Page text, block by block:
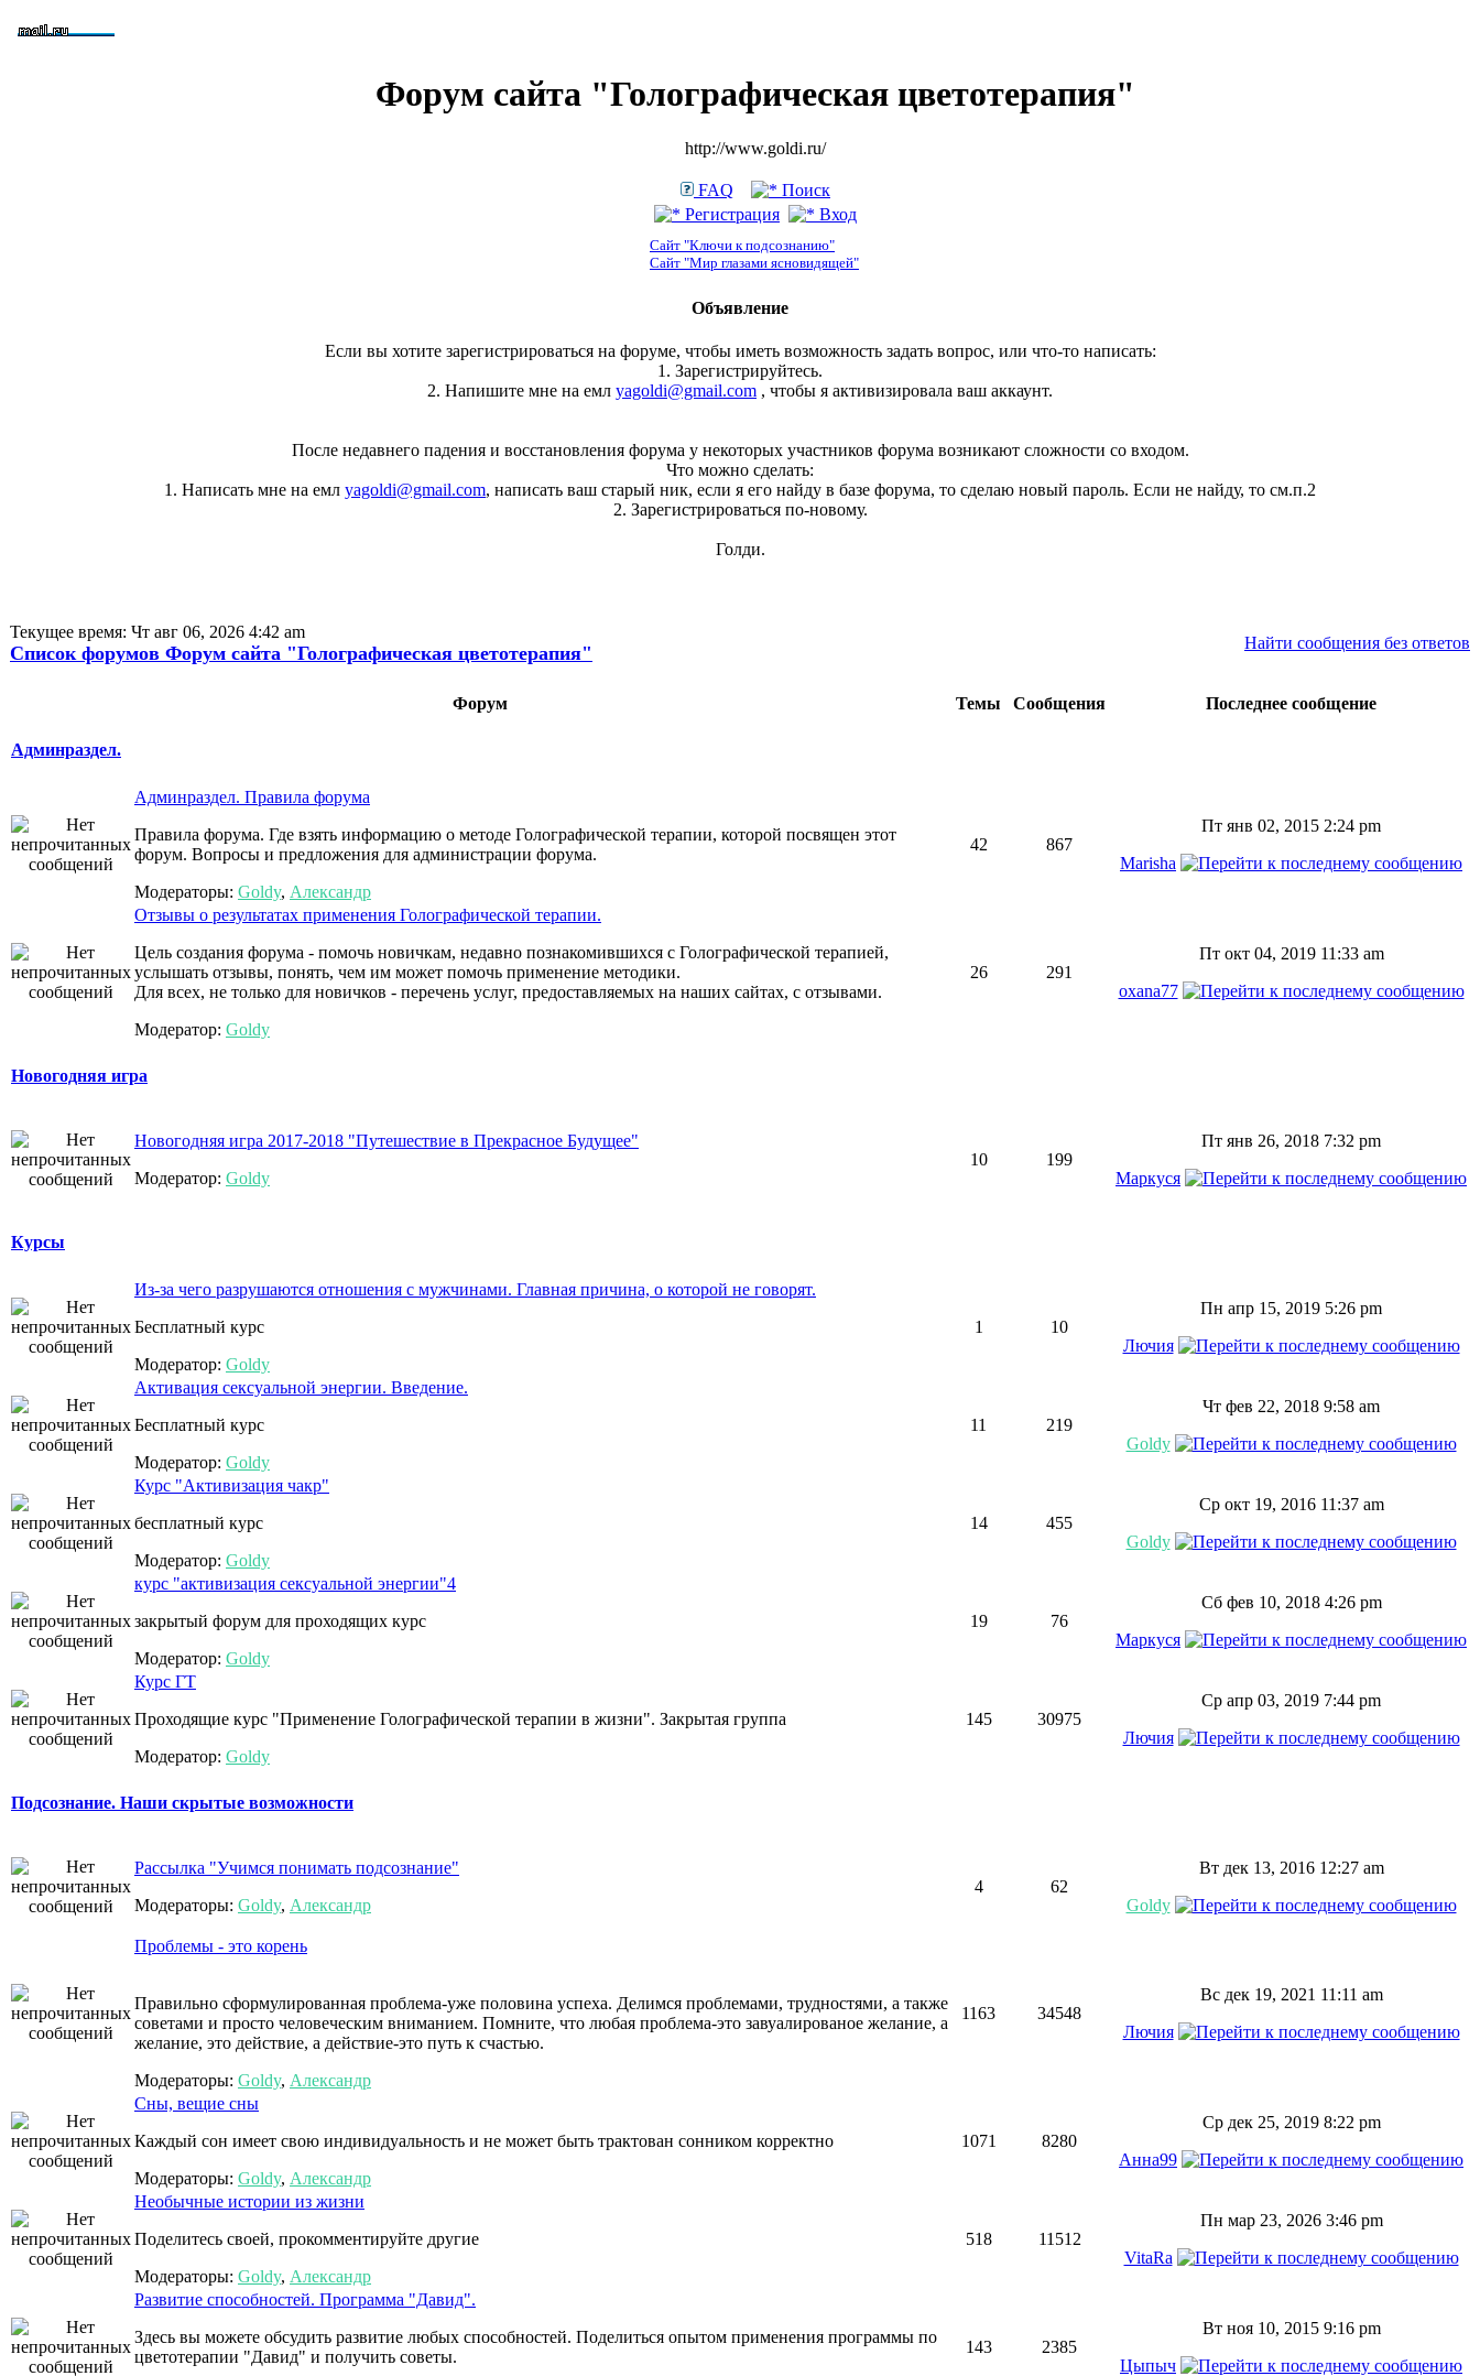
Форум сайта "Голографическая цветотерапия"
http://www.goldi.ru/
FAQ
Поиск
Регистрация
Вход
Сайт "Ключи к подсознанию"
Сайт "Мир глазами ясновидящей"
Объявление
Если вы хотите зарегистрироваться на форуме, чтобы иметь возможность задать вопрос, или что-то написать:
1. Зарегистрируйтесь.
2. Напишите мне на емл yagoldi@gmail.com , чтобы я активизировала ваш аккаунт.
После недавнего падения и восстановления форума у некоторых участников форума возникают сложности со входом.
Что можно сделать:
1. Написать мне на емл yagoldi@gmail.com, написать ваш старый ник, если я его найду в базе форума, то сделаю новый пароль. Если не найду, то см.п.2
2. Зарегистрироваться по-новому.
Голди.
Текущее время: Чт авг 06, 2026 4:42 am
Список форумов Форум сайта "Голографическая цветотерапия" Найти сообщения без ответов
Форум Темы Сообщения Последнее сообщение
Админраздел.
Админраздел. Правила форума
Правила форума. Где взять информацию о методе Голографической терапии, которой посвящен этот
форум. Вопросы и предложения для администрации форума.
Модераторы: Goldy, Александр
42 867
Пт янв 02, 2015 2:24 pm
Marisha
Отзывы о результатах применения Голографической терапии.
Цель создания форума - помочь новичкам, недавно познакомившихся с Голографической терапией,
услышать отзывы, понять, чем им может помочь применение методики.
Для всех, не только для новичков - перечень услуг, предоставляемых на наших сайтах, с отзывами.
Модератор: Goldy
26 291
Пт окт 04, 2019 11:33 am
oxana77
Новогодняя игра
Новогодняя игра 2017-2018 "Путешествие в Прекрасное Будущее"
Модератор: Goldy
10 199
Пт янв 26, 2018 7:32 pm
Маркуся
Курсы
Из-за чего разрушаются отношения с мужчинами. Главная причина, о которой не говорят.
Бесплатный курс
Модератор: Goldy
1 10
Пн апр 15, 2019 5:26 pm
Лючия
Активация сексуальной энергии. Введение.
Бесплатный курс
Модератор: Goldy
11 219
Чт фев 22, 2018 9:58 am
Goldy
Курс "Активизация чакр"
бесплатный курс
Модератор: Goldy
14 455
Ср окт 19, 2016 11:37 am
Goldy
курс "активизация сексуальной энергии"4
закрытый форум для проходящих курс
Модератор: Goldy
19 76
Сб фев 10, 2018 4:26 pm
Маркуся
Курс ГТ
Проходящие курс "Применение Голографической терапии в жизни". Закрытая группа
Модератор: Goldy
145 30975
Ср апр 03, 2019 7:44 pm
Лючия
Подсознание. Наши скрытые возможности
Рассылка "Учимся понимать подсознание"
Модераторы: Goldy, Александр
4 62
Вт дек 13, 2016 12:27 am
Goldy
Проблемы - это корень
Правильно сформулированная проблема-уже половина успеха. Делимся проблемами, трудностями, а также
советами и просто человеческим вниманием. Помните, что любая проблема-это завуалированое желание, а
желание, это действие, а действие-это путь к счастью.
Модераторы: Goldy, Александр
1163 34548
Вс дек 19, 2021 11:11 am
Лючия
Сны, вещие сны
Каждый сон имеет свою индивидуальность и не может быть трактован сонником корректно
Модераторы: Goldy, Александр
1071 8280
Ср дек 25, 2019 8:22 pm
Анна99
Необычные истории из жизни
Поделитесь своей, прокомментируйте другие
Модераторы: Goldy, Александр
518 11512
Пн мар 23, 2026 3:46 pm
VitaRa
Развитие способностей. Программа "Давид".
Здесь вы можете обсудить развитие любых способностей. Поделиться опытом применения программы по
цветотерапии "Давид" и получить советы.
143 2385
Вт ноя 10, 2015 9:16 pm
Цыпыч